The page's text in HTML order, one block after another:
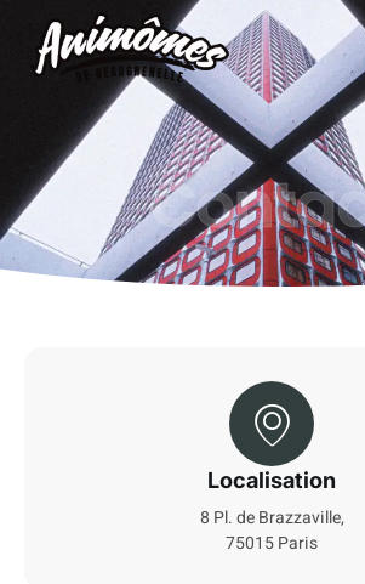
Localisation
8 Pl. de Brazzaville,
75015 Paris